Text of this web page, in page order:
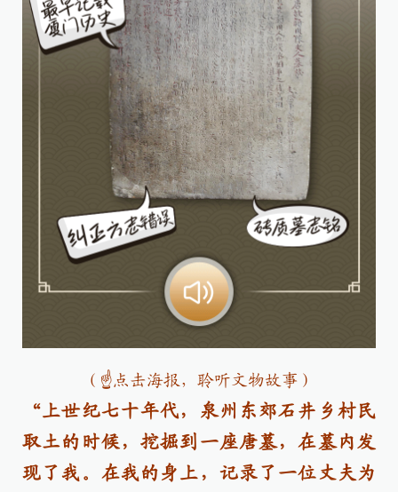
（ ☝点击海报，聆听文物故事）
“上世纪七十年代，泉州东郊石井乡村民
取土的时候，挖掘到一座唐墓，在墓内发
现了我。在我的身上，记录了一位丈夫为